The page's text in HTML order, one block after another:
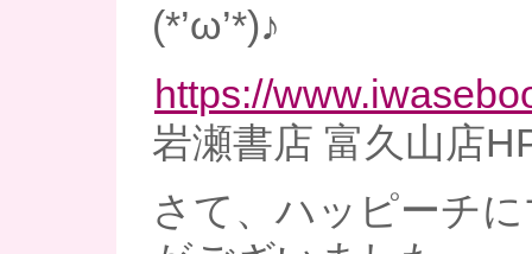
(*’ω’*)♪
https://
岩瀬書店 富久山店
さて、ハッピーチ